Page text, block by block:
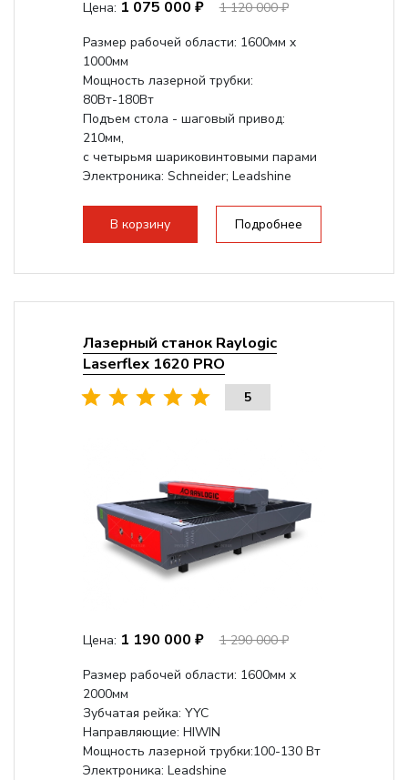
Цена: 1 075 000 ₽
1 120 000 ₽
Размер рабочей области: 1600мм x
1000мм
Мощность лазерной трубки:
80Вт-180Вт
Подъем стола - шаговый привод:
210мм,
с четырьмя шариковинтовыми парами
Электроника: Schneider; Leadshine
В корзину Подробнее
Лазерный станок Raylogic
Laserflex 1620 PRO
5
Цена: 1 190 000 ₽
1 290 000 ₽
Размер рабочей области: 1600мм x
2000мм
Зубчатая рейка: YYC
Направляющие: HIWIN
Мощность лазерной трубки:100-130 Вт
Электроника: Leadshine